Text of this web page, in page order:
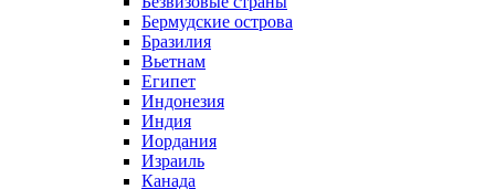
Бермудские острова
Бразилия
Вьетнам
Египет
Индонезия
Индия
Иордания
Израиль
Канада